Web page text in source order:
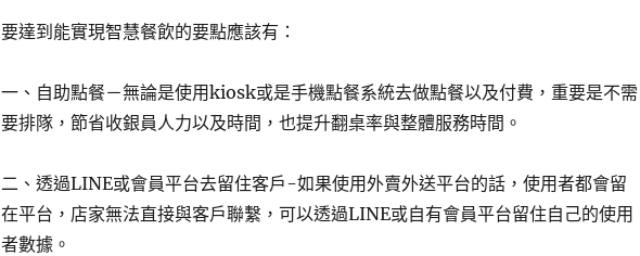
要達到能實現智慧餐飲的要點應該有：
一、自助點餐－無論是使用kiosk或是手機點餐系統去做點餐以及付費，重要是不需
要排隊，節省收銀員人力以及時間，也提升翻桌率與整體服務時間。
二、透過LINE或會員平台去留住客戶-如果使用外賣外送平台的話，使用者都會留
在平台，店家無法直接與客戶聯繫，可以透過LINE或自有會員平台留住自己的使用
者數據。